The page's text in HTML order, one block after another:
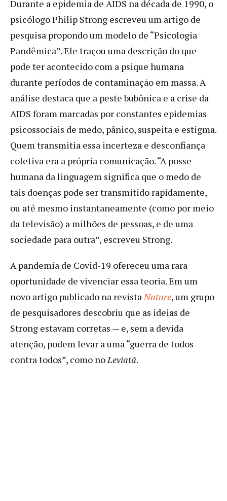
Durante a epidemia de AIDS na década de 1990, o
psicólogo Philip Strong escreveu um artigo de
pesquisa propondo um modelo de “Psicologia
Pandêmica”. Ele traçou uma descrição do que
pode ter acontecido com a psique humana
durante períodos de contaminação em massa. A
análise destaca que a peste bubônica e a crise da
AIDS foram marcadas por constantes epidemias
psicossociais de medo, pânico, suspeita e estigma.
Quem transmitia essa incerteza e desconfiança
coletiva era a própria comunicação. “A posse
humana da linguagem significa que o medo de
tais doenças pode ser transmitido rapidamente,
ou até mesmo instantaneamente (como por meio
da televisão) a milhões de pessoas, e de uma
sociedade para outra”, escreveu Strong.
A pandemia de Covid-19 ofereceu uma rara
oportunidade de vivenciar essa teoria. Em um
novo artigo publicado na revistaNature, um grupo
de pesquisadores descobriu que as ideias de
Strong estavam corretas — e, sem a devida
atenção, podem levar a uma “guerra de todos
contra todos”, como noLeviatã.